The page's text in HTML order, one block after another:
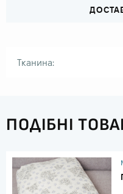
Тканина:
ПОДІБНІ